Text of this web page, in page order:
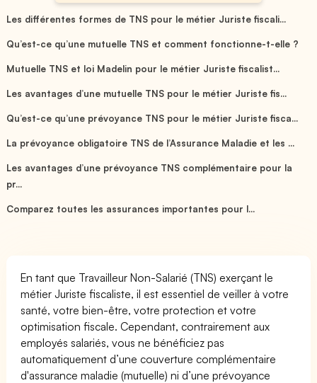
Les différentes formes de TNS pour le métier Juriste fiscali...
Qu’est-ce qu’une mutuelle TNS et comment fonctionne-t-elle ?
Mutuelle TNS et loi Madelin pour le métier Juriste fiscalist...
Les avantages d’une mutuelle TNS pour le métier Juriste fis...
Qu’est-ce qu’une prévoyance TNS pour le métier Juriste fisca...
La prévoyance obligatoire TNS de l’Assurance Maladie et les ...
Les avantages d’une prévoyance TNS complémentaire pour la
pr...
Comparez toutes les assurances importantes pour l...
En tant que Travailleur Non-Salarié (TNS) exerçant le
métier Juriste fiscaliste, il est essentiel de veiller à votre
santé, votre bien-être, votre protection et votre
optimisation fiscale. Cependant, contrairement aux
employés salariés, vous ne bénéficiez pas
automatiquement d’une couverture complémentaire
d'assurance maladie (mutuelle) ni d’une prévoyance